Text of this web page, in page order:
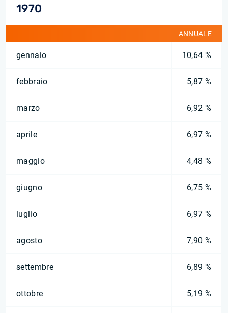
1970
ANNUALE
gennaio 10,64 %
febbraio 5,87 %
marzo 6,92 %
aprile 6,97 %
maggio 4,48 %
giugno 6,75 %
luglio 6,97 %
agosto 7,90 %
settembre 6,89 %
ottobre 5,19 %